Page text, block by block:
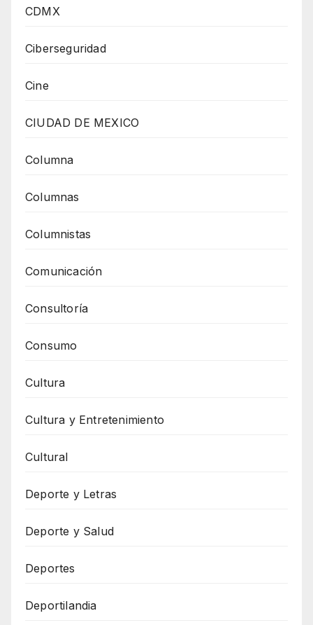
CDMX
Ciberseguridad
Cine
CIUDAD DE MEXICO
Columna
Columnas
Columnistas
Comunicación
Consultoría
Consumo
Cultura
Cultura y Entretenimiento
Cultural
Deporte y Letras
Deporte y Salud
Deportes
Deportilandia